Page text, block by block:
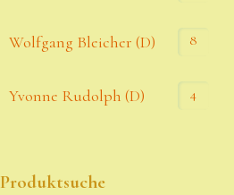
Wolfgang Bleicher (D) 8
Yvonne Rudolph (D) 4
Produktsuche